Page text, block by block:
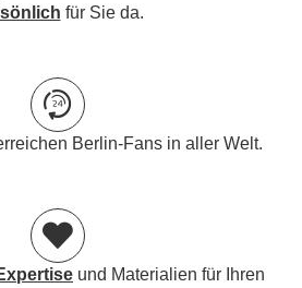
für Sie da.
Berlin-Fans in aller Welt.
und Materialien für Ihren